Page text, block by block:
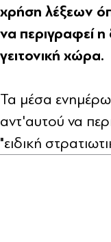
χρήση λέξεων
να περιγραφεί
γειτονική χώρα.
Τα μέσα
αντ'αυτού να
"ειδική